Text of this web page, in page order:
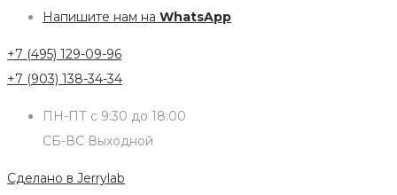
Напишите нам на WhatsApp
+7 (495) 129-09-96
+7 (903) 138-34-34
ПН-ПТ с 9:30 до 18:00
СБ-ВС Выходной
Сделано в Jerrylab